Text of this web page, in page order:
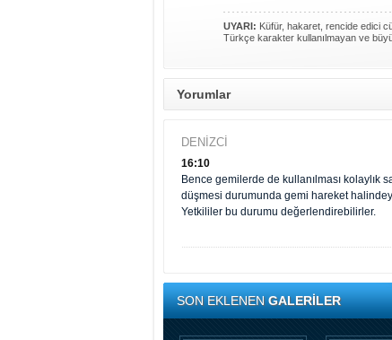
UYARI: Küfür, hakaret, rencide edici
Türkçe karakter kullanılmayan ve
Yorumlar
DENİZCİ
16:10
Bence gemilerde de kullanılması kolaylık
düşmesi durumunda gemi hareket
Yetkililer bu durumu değerlendirebilirler.
SON EKLENENGALERİLER